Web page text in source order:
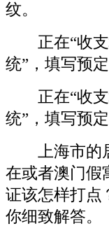
纹。
正在“收支
统”，填写预
正在“收支
统”，填写预
上海市的居
在或者澳门假
证该怎样打点
你细致解答。